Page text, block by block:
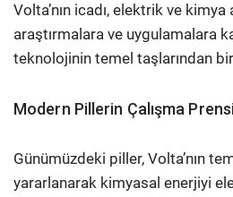
Volta’nın icadı, elektrik ve kimya
araştırmalara ve uygulamalara
teknolojinin temel taşlarından
Modern Pillerin Çalışma
Günümüzdeki piller, Volta’nın
yararlanarak kimyasal enerjiyi